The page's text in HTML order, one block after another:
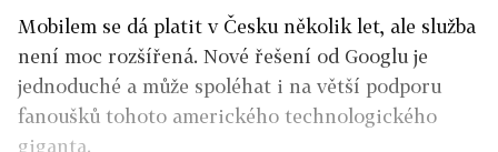
Mobilem se dá platit v Česku několik let, ale služba
není moc rozšířená. Nové řešení od Googlu je
jednoduché a může spoléhat i na větší podporu
fanoušků tohoto amerického technologického
giganta.